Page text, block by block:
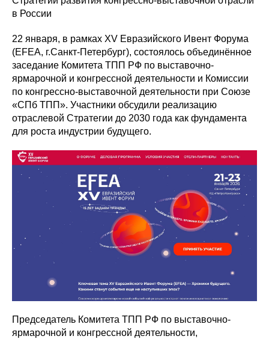
в России
22 января, в рамках XV Евразийского Ивент Форума
(EFEA, г.Санкт-Петербург), состоялось объединённое
заседание Комитета ТПП РФ по выставочно-
ярмарочной и конгрессной деятельности и Комиссии
по конгрессно-выставочной деятельности при Союзе
«СПб ТПП». Участники обсудили реализацию
отраслевой Стратегии до 2030 года как фундамента
для роста индустрии будущего.
Председатель Комитета ТПП РФ по выставочно-
ярмарочной и конгрессной деятельности,